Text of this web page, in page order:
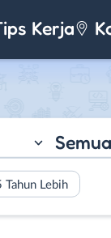
Kerja
Tahun Lebih